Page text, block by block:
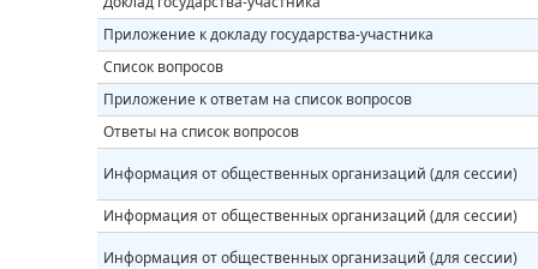
Приложение к докладу государства-участника
Список вопросов
Приложение к ответам на список вопросов
Ответы на список вопросов
Информация от общественных организаций (для сессии)
Информация от общественных организаций (для сессии)
Информация от общественных организаций (для сессии)